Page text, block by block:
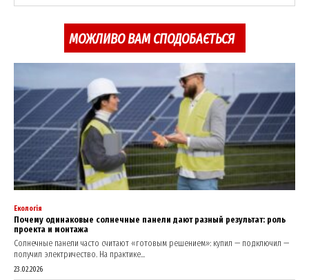
Contact us
МОЖЛИВО ВАМ СПОДОБАЄТЬСЯ
Екологія
Почему одинаковые солнечные панели дают разный результат: роль
проекта и монтажа
Солнечные панели часто считают «готовым решением»: купил — подключил —
получил электричество. На практике...
23.02.2026